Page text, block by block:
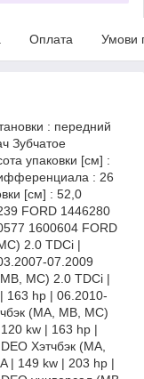
Оплата Умови
: передний
Зубчатое
упаковки [см] :
: 26
[см] : 52,0
FORD 1446280
1600604 FORD
2.0 TDCi |
07.2009
MC) 2.0 TDCi |
163 hp | 06.2010-
(MA, MB, MC)
kw | 163 hp |
Хэтчбэк (MA,
| 149 kw | 203 hp |